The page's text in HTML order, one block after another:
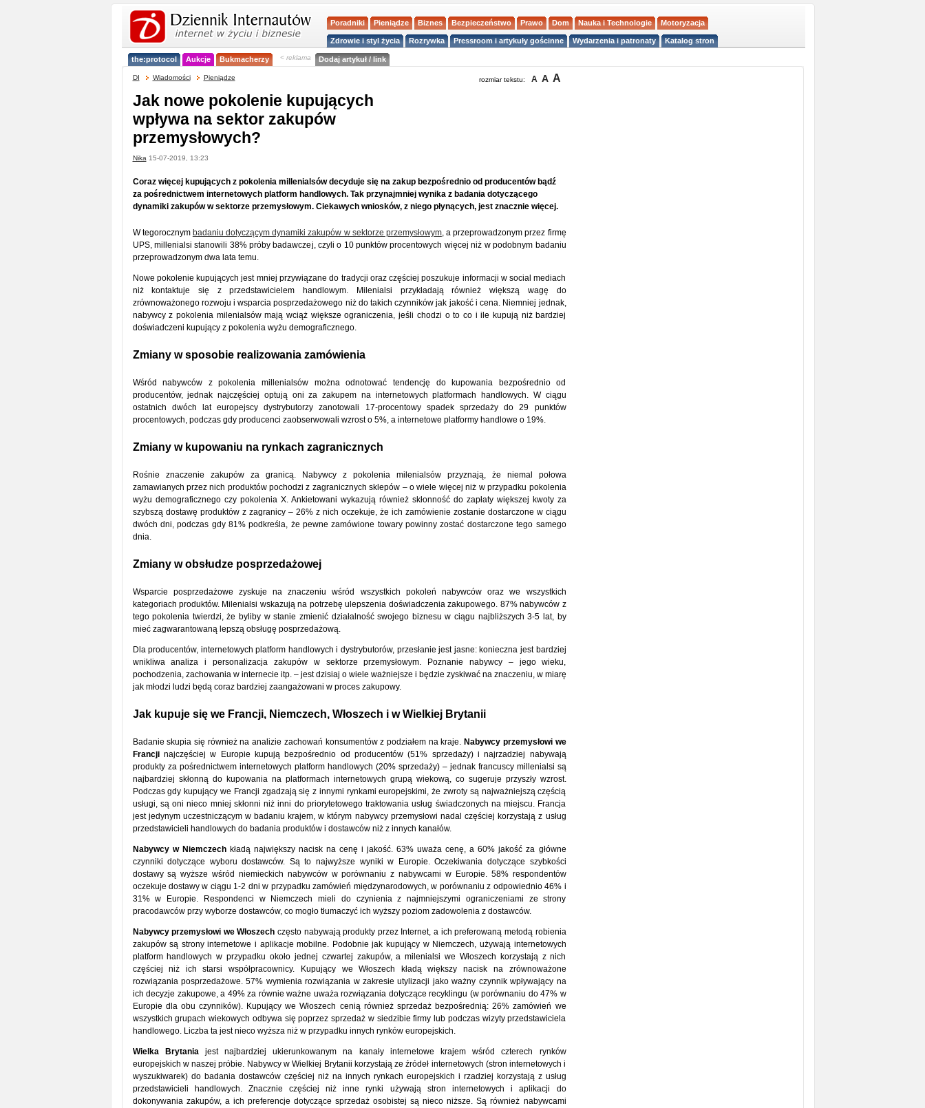
Poradniki Pieniądze Biznes Bezpieczeństwo Prawo Dom Nauka i Technologie Motoryzacja
Zdrowie i styl życia Rozrywka Pressroom i artykuły gościnne Wydarzenia i patronaty Katalog stron
the:protocol Aukcje Bukmacherzy < reklama Dodaj artykuł / link
DI Wiadomości Pieniądze rozmiar tekstu: A A A
Jak nowe pokolenie kupujących
wpływa na sektor zakupów
przemysłowych?
Nika 15-07-2019, 13:23
Coraz więcej kupujących z pokolenia millenialsów decyduje się na zakup bezpośrednio od producentów bądź
za pośrednictwem internetowych platform handlowych. Tak przynajmniej wynika z badania dotyczącego
dynamiki zakupów w sektorze przemysłowym. Ciekawych wniosków, z niego płynących, jest znacznie więcej.
W tegorocznym badaniu dotyczącym dynamiki zakupów w sektorze przemysłowym, a przeprowadzonym przez firmę
UPS, millenialsi stanowili 38% próby badawczej, czyli o 10 punktów procentowych więcej niż w podobnym badaniu
przeprowadzonym dwa lata temu.
Nowe pokolenie kupujących jest mniej przywiązane do tradycji oraz częściej poszukuje informacji w social mediach
niż kontaktuje się z przedstawicielem handlowym. Milenialsi przykładają również większą wagę do
zrównoważonego rozwoju i wsparcia posprzedażowego niż do takich czynników jak jakość i cena. Niemniej jednak,
nabywcy z pokolenia milenialsów mają wciąż większe ograniczenia, jeśli chodzi o to co i ile kupują niż bardziej
doświadczeni kupujący z pokolenia wyżu demograficznego.
Zmiany w sposobie realizowania zamówienia
Wśród nabywców z pokolenia millenialsów można odnotować tendencję do kupowania bezpośrednio od
producentów, jednak najczęściej optują oni za zakupem na internetowych platformach handlowych. W ciągu
ostatnich dwóch lat europejscy dystrybutorzy zanotowali 17-procentowy spadek sprzedaży do 29 punktów
procentowych, podczas gdy producenci zaobserwowali wzrost o 5%, a internetowe platformy handlowe o 19%.
Zmiany w kupowaniu na rynkach zagranicznych
Rośnie znaczenie zakupów za granicą. Nabywcy z pokolenia milenialsów przyznają, że niemal połowa
zamawianych przez nich produktów pochodzi z zagranicznych sklepów – o wiele więcej niż w przypadku pokolenia
wyżu demograficznego czy pokolenia X. Ankietowani wykazują również skłonność do zapłaty większej kwoty za
szybszą dostawę produktów z zagranicy – 26% z nich oczekuje, że ich zamówienie zostanie dostarczone w ciągu
dwóch dni, podczas gdy 81% podkreśla, że pewne zamówione towary powinny zostać dostarczone tego samego
dnia.
Zmiany w obsłudze posprzedażowej
Wsparcie posprzedażowe zyskuje na znaczeniu wśród wszystkich pokoleń nabywców oraz we wszystkich
kategoriach produktów. Milenialsi wskazują na potrzebę ulepszenia doświadczenia zakupowego. 87% nabywców z
tego pokolenia twierdzi, że byliby w stanie zmienić działalność swojego biznesu w ciągu najbliższych 3-5 lat, by
mieć zagwarantowaną lepszą obsługę posprzedażową.
Dla producentów, internetowych platform handlowych i dystrybutorów, przesłanie jest jasne: konieczna jest bardziej
wnikliwa analiza i personalizacja zakupów w sektorze przemysłowym. Poznanie nabywcy – jego wieku,
pochodzenia, zachowania w internecie itp. – jest dzisiaj o wiele ważniejsze i będzie zyskiwać na znaczeniu, w miarę
jak młodzi ludzi będą coraz bardziej zaangażowani w proces zakupowy.
Jak kupuje się we Francji, Niemczech, Włoszech i w Wielkiej Brytanii
Badanie skupia się również na analizie zachowań konsumentów z podziałem na kraje. Nabywcy przemysłowi we
Francjinajczęściej w Europie kupują bezpośrednio od producentów (51% sprzedaży) i najrzadziej nabywają
produkty za pośrednictwem internetowych platform handlowych (20% sprzedaży) – jednak francuscy millenialsi są
najbardziej skłonną do kupowania na platformach internetowych grupą wiekową, co sugeruje przyszły wzrost.
Podczas gdy kupujący we Francji zgadzają się z innymi rynkami europejskimi, że zwroty są najważniejszą częścią
usługi, są oni nieco mniej skłonni niż inni do priorytetowego traktowania usług świadczonych na miejscu. Francja
jest jedynym uczestniczącym w badaniu krajem, w którym nabywcy przemysłowi nadal częściej korzystają z usług
przedstawicieli handlowych do badania produktów i dostawców niż z innych kanałów.
Nabywcy w Niemczechkładą największy nacisk na cenę i jakość. 63% uważa cenę, a 60% jakość za główne
czynniki dotyczące wyboru dostawców. Są to najwyższe wyniki w Europie. Oczekiwania dotyczące szybkości
dostawy są wyższe wśród niemieckich nabywców w porównaniu z nabywcami w Europie. 58% respondentów
oczekuje dostawy w ciągu 1-2 dni w przypadku zamówień międzynarodowych, w porównaniu z odpowiednio 46% i
31% w Europie. Respondenci w Niemczech mieli do czynienia z najmniejszymi ograniczeniami ze strony
pracodawców przy wyborze dostawców, co mogło tłumaczyć ich wyższy poziom zadowolenia z dostawców.
Nabywcy przemysłowi we Włoszech często nabywają produkty przez Internet, a ich preferowaną metodą robienia
zakupów są strony internetowe i aplikacje mobilne. Podobnie jak kupujący w Niemczech, używają internetowych
platform handlowych w przypadku około jednej czwartej zakupów, a milenialsi we Włoszech korzystają z nich
częściej niż ich starsi współpracownicy. Kupujący we Włoszech kładą większy nacisk na zrównoważone
rozwiązania posprzedażowe. 57% wymienia rozwiązania w zakresie utylizacji jako ważny czynnik wpływający na
ich decyzje zakupowe, a 49% za równie ważne uważa rozwiązania dotyczące recyklingu (w porównaniu do 47% w
Europie dla obu czynników). Kupujący we Włoszech cenią również sprzedaż bezpośrednią: 26% zamówień we
wszystkich grupach wiekowych odbywa się poprzez sprzedaż w siedzibie firmy lub podczas wizyty przedstawiciela
handlowego. Liczba ta jest nieco wyższa niż w przypadku innych rynków europejskich.
Wielka Brytaniajest najbardziej ukierunkowanym na kanały internetowe krajem wśród czterech rynków
europejskich w naszej próbie. Nabywcy w Wielkiej Brytanii korzystają ze źródeł internetowych (stron internetowych i
wyszukiwarek) do badania dostawców częściej niż na innych rynkach europejskich i rzadziej korzystają z usług
przedstawicieli handlowych. Znacznie częściej niż inne rynki używają stron internetowych i aplikacji do
dokonywania zakupów, a ich preferencje dotyczące sprzedaż osobistej są nieco niższe. Są również nabywcami